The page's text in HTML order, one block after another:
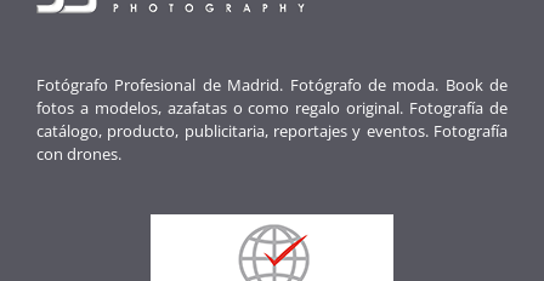
Fotógrafo Profesional de Madrid. Fotógrafo de moda. Book de
fotos a modelos, azafatas o como regalo original. Fotografía de
catálogo, producto, publicitaria, reportajes y eventos. Fotografía
con drones.